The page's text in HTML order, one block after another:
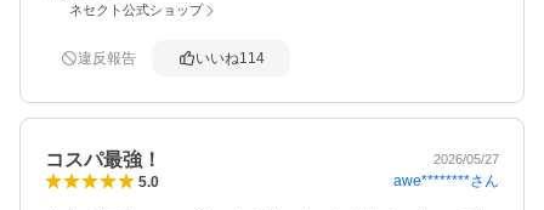
研ぐ時は他店のYouTubeの動画を見ながら…(笑)
素人には画期的！
った包丁には荒砥と中砥の方が良かったかもしれません。
た。
ネセクト公式ショップ
違反報告 いいね114
コスパ最強！ 2026/05/27
5.0 awe********さん